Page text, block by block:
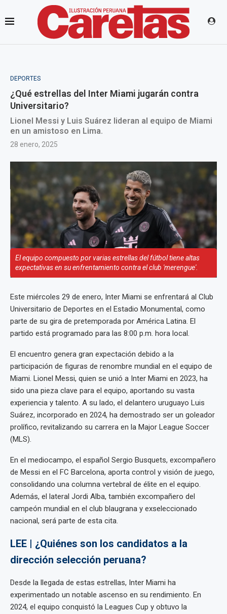
DEPORTES
¿Qué estrellas del Inter Miami jugarán contra
Universitario?
Lionel Messi y Luis Suárez lideran al equipo de Miami
en un amistoso en Lima.
28 enero, 2025
El equipo compuesto por varias estrellas del fútbol tiene altas
expectativas en su enfrentamiento contra el club 'merengue'.
Este miércoles 29 de enero, Inter Miami se enfrentará al Club
Universitario de Deportes en el Estadio Monumental, como
parte de su gira de pretemporada por América Latina. El
partido está programado para las 8:00 p.m. hora local.
El encuentro genera gran expectación debido a la
participación de figuras de renombre mundial en el equipo de
Miami. Lionel Messi, quien se unió a Inter Miami en 2023, ha
sido una pieza clave para el equipo, aportando su vasta
experiencia y talento. A su lado, el delantero uruguayo Luis
Suárez, incorporado en 2024, ha demostrado ser un goleador
prolífico, revitalizando su carrera en la Major League Soccer
(MLS).
En el mediocampo, el español Sergio Busquets, excompañero
de Messi en el FC Barcelona, aporta control y visión de juego,
consolidando una columna vertebral de élite en el equipo.
Además, el lateral Jordi Alba, también excompañero del
campeón mundial en el club blaugrana y exseleccionado
nacional, será parte de esta cita.
LEE | ¿Quiénes son los candidatos a la
dirección selección peruana?
Desde la llegada de estas estrellas, Inter Miami ha
experimentado un notable ascenso en su rendimiento. En
2024, el equipo conquistó la Leagues Cup y obtuvo la